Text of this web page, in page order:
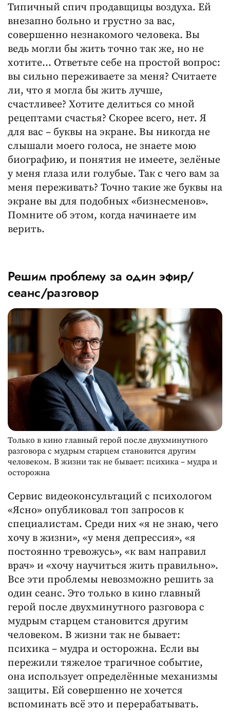
Типичный спич продавщицы воздуха. Ей
внезапно больно и грустно за вас,
совершенно незнакомого человека. Вы
ведь могли бы жить точно так же, но не
хотите… Ответьте себе на простой вопрос:
вы сильно переживаете за меня? Считаете
ли, что я могла бы жить лучше,
счастливее? Хотите делиться со мной
рецептами счастья? Скорее всего, нет. Я
для вас – буквы на экране. Вы никогда не
слышали моего голоса, не знаете мою
биографию, и понятия не имеете, зелёные
у меня глаза или голубые. Так с чего вам за
меня переживать? Точно такие же буквы на
экране вы для подобных «бизнесменов».
Помните об этом, когда начинаете им
верить.
Решим проблему за один эфир/
сеанс/разговор
Только в кино главный герой после двухминутного
разговора с мудрым старцем становится другим
человеком. В жизни так не бывает: психика – мудра и
осторожна
Сервис видеоконсультаций с психологом
«Ясно» опубликовал топ запросов к
специалистам. Среди них «я не знаю, чего
хочу в жизни», «у меня депрессия», «я
постоянно тревожусь», «к вам направил
врач» и «хочу научиться жить правильно».
Все эти проблемы невозможно решить за
один сеанс. Это только в кино главный
герой после двухминутного разговора с
мудрым старцем становится другим
человеком. В жизни так не бывает:
психика – мудра и осторожна. Если вы
пережили тяжелое трагичное событие,
она использует определённые механизмы
защиты. Ей совершенно не хочется
вспоминать всё это и перерабатывать.